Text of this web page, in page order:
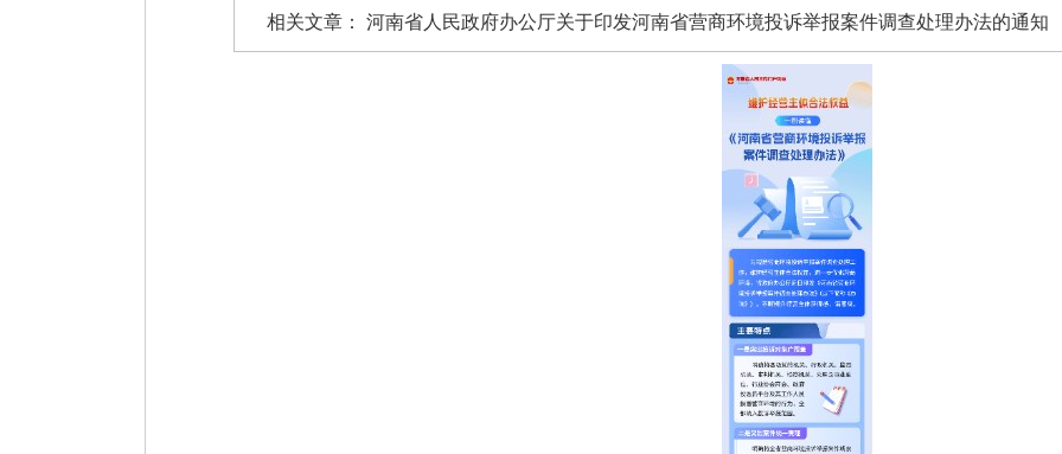
相关文章： 河南省人民政府办公厅关于印发河南省营商环境投诉举报案件调查处理办法的通知